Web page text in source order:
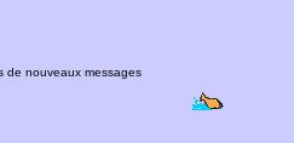
de nouveaux messages